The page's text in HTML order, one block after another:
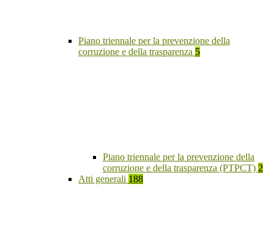
Piano triennale per la prevenzione della
corruzione e della trasparenza 5
Piano triennale per la prevenzione della
corruzione e della trasparenza (PTPCT) 2
Atti generali 188